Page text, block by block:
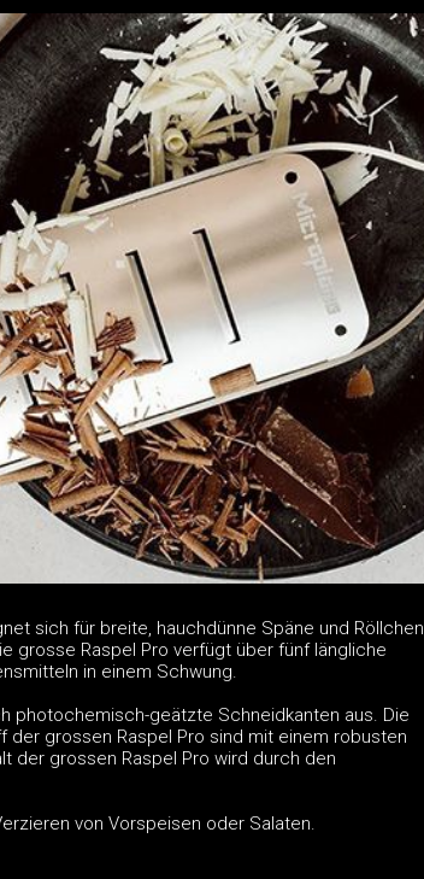
sich für breite, hauchdünne Späne und Röllchen
grosse Raspel Pro verfügt über fünf längliche
in einem Schwung.
photochemisch-geätzte Schneidkanten aus. Die
der grossen Raspel Pro sind mit einem robusten
der grossen Raspel Pro wird durch den
von Vorspeisen oder Salaten.